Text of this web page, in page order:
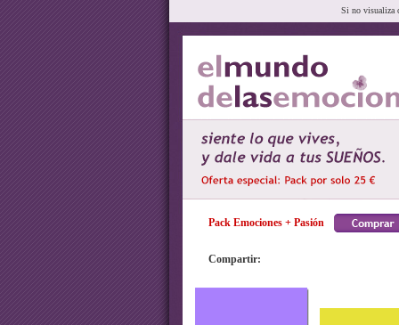
Si no visualiza
Pack Emociones + Pasión
Compartir: